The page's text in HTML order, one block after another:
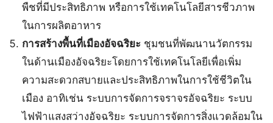
พืชที่มีประสิทธิภาพ หรือการใช้เทคโนโลยีสารชีวภาพ
ในการผลิตอาหาร
การสร้างพื้นที่เมืองอัจฉริยะ ชุมชนที่พัฒนานวัตกรรม
ในด้านเมืองอัจฉริยะโดยการใช้เทคโนโลยีเพื่อเพิ่ม
ความสะดวกสบายและประสิทธิภาพในการใช้ชีวิตใน
เมือง อาทิเช่น ระบบการจัดการจราจรอัจฉริยะ ระบบ
ไฟฟ้าแสงสว่างอัจฉริยะ ระบบการจัดการสิ่งแวดล้อมใน